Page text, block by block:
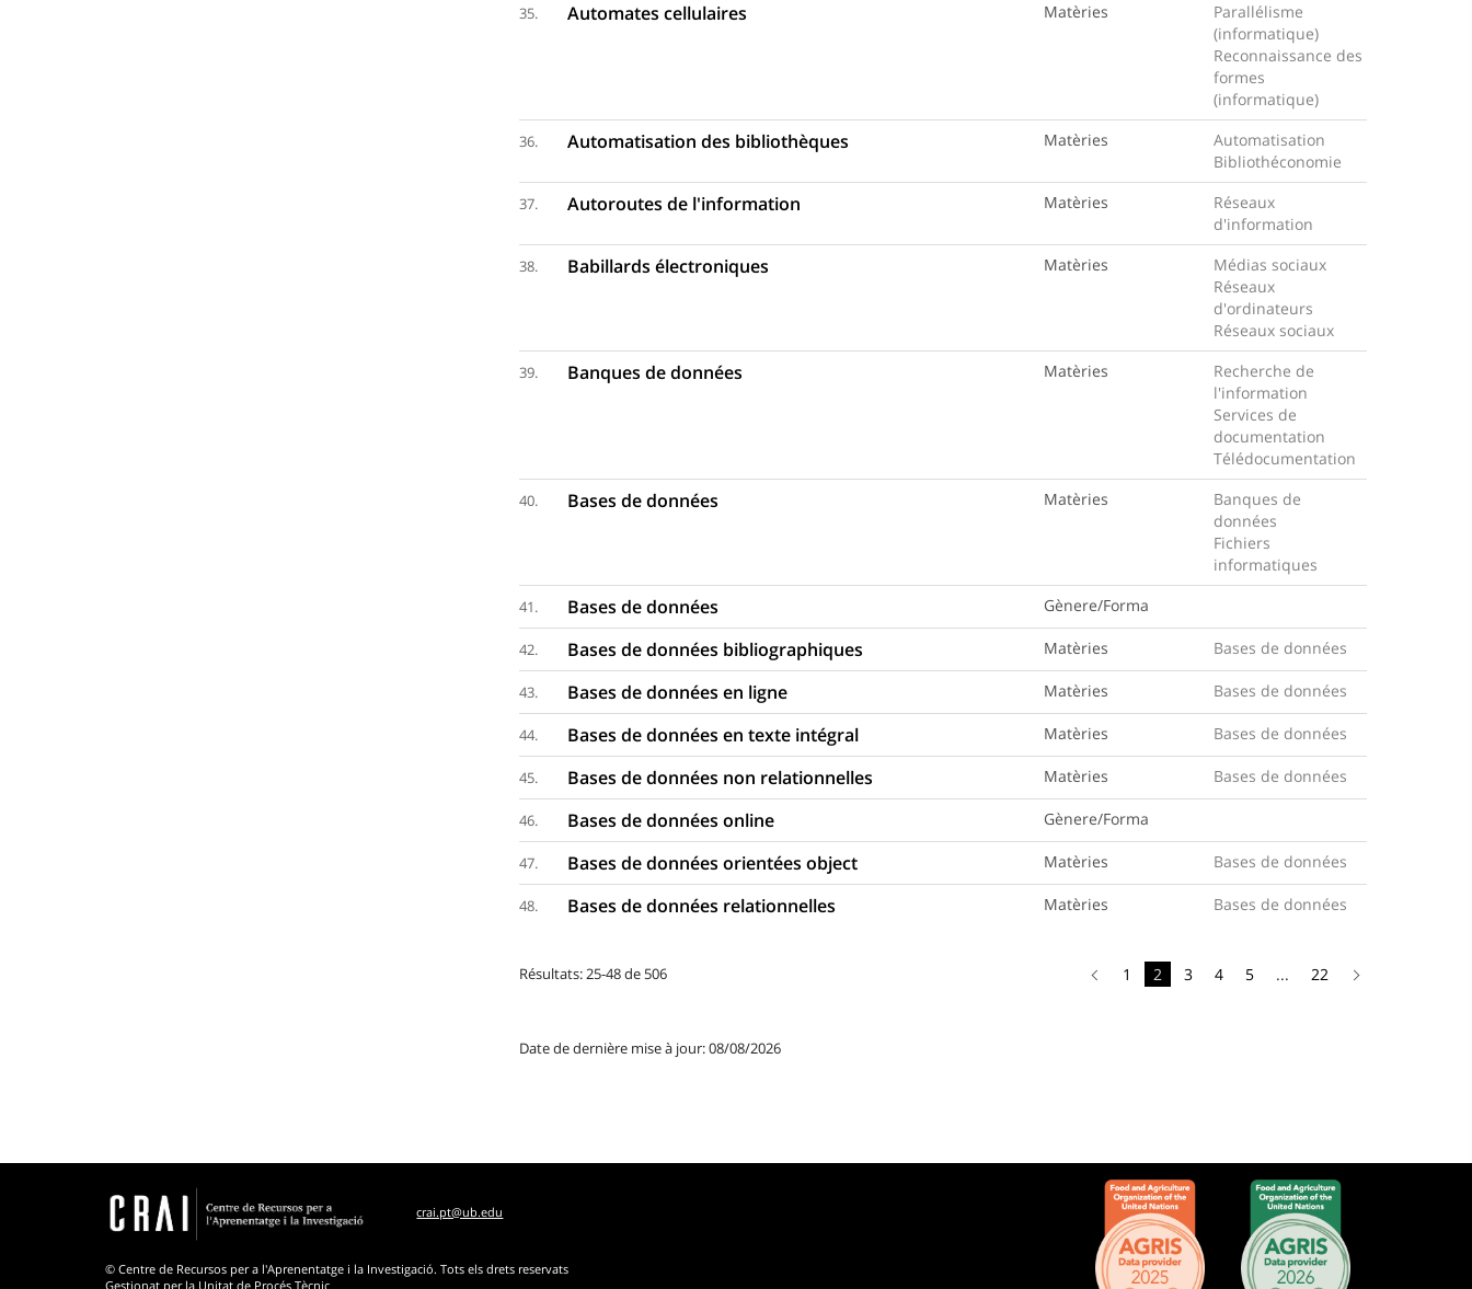
35. Automates cellulaires Matèries
Parallélisme
(informatique)
Reconnaissance des
formes
(informatique)
36. Automatisation des bibliothèques Matèries
Automatisation
Bibliothéconomie
37. Autoroutes de l'information Matèries
Réseaux
d'information
38. Babillards électroniques Matèries
Médias sociaux
Réseaux
d'ordinateurs
Réseaux sociaux
39. Banques de données Matèries
Recherche de
l'information
Services de
documentation
Télédocumentation
40. Bases de données Matèries
Banques de
données
Fichiers
informatiques
41. Bases de données Gènere/Forma
42. Bases de données bibliographiques Matèries Bases de données
43. Bases de données en ligne Matèries Bases de données
44. Bases de données en texte intégral Matèries Bases de données
45. Bases de données non relationnelles Matèries Bases de données
46. Bases de données online Gènere/Forma
47. Bases de données orientées object Matèries Bases de données
48. Bases de données relationnelles Matèries Bases de données
Résultats: 25-48 de 506 1 2 3 4 5 ... 22
Date de dernière mise à jour: 08/08/2026
crai.pt@ub.edu
© Centre de Recursos per a l'Aprenentatge i la Investigació. Tots els drets reservats
Gestionat per la Unitat de Procés Tècnic